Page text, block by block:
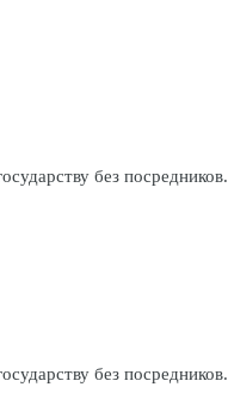
без посредников.
без посредников.